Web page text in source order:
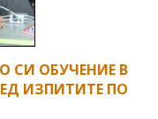
СИ ОБУЧЕНИЕ В
ИЗПИТИТЕ ПО